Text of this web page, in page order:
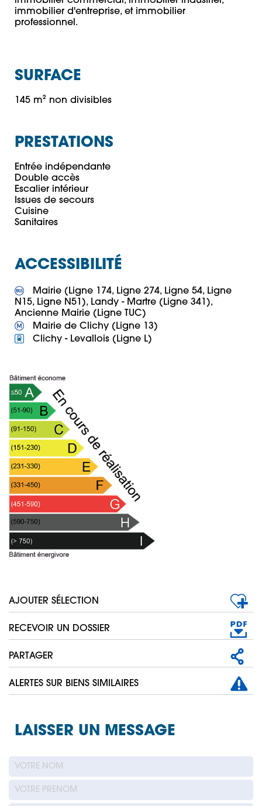
immobilier d'entreprise, et immobilier
professionnel.
SURFACE
145 m² non divisibles
PRESTATIONS
Entrée indépendante
Double accès
Escalier intérieur
Issues de secours
Cuisine
ACCESSIBILITÉ
Mairie (Ligne 174, Ligne 274, Ligne 54, Ligne
N15, Ligne N51), Landy - Martre (Ligne 341),
Clichy - Levallois (Ligne L)
AJOUTER SÉLECTION
RECEVOIR UN DOSSIER
PARTAGER
ALERTES SUR BIENS SIMILAIRES
LAISSER UN MESSAGE